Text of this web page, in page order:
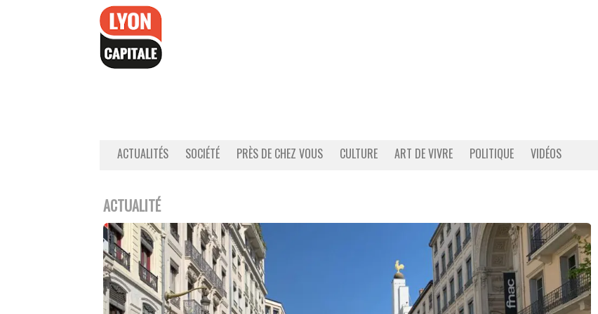
ACTUALITÉS SOCIÉTÉ PRÈS DE CHEZ VOUS CULTURE ART DE VIVRE POLITIQUE VIDÉOS
ACTUALITÉ